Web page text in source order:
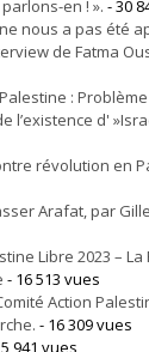
en ! ». - 30
nous a pas été
de Fatma
:
l’existence d'
révolution en
Arafat, par
Libre 2023 – La
- 16 513 vues
Action
- 16 309 vues
941 vues